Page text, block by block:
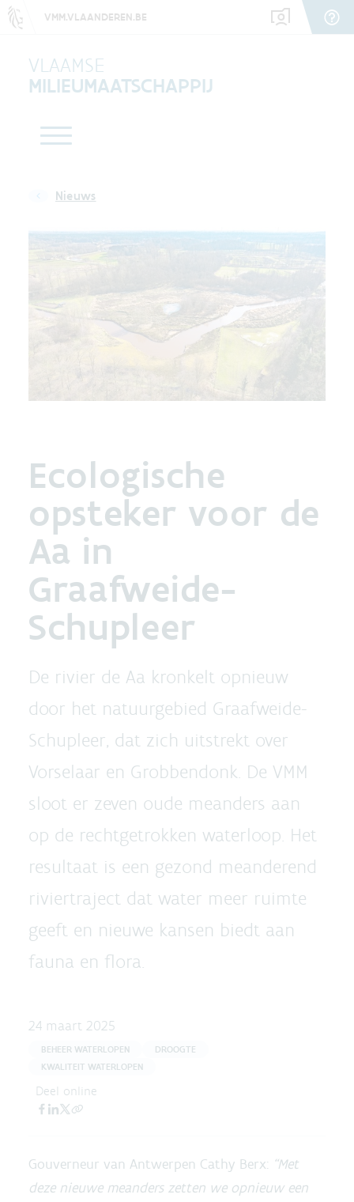
VMM.VLAANDEREN.BE
VLAAMSE
MILIEUMAATSCHAPPIJ
Nieuws
Ecologische
opsteker voor de
Aa in
Graafweide-
Schupleer
De rivier de Aa kronkelt opnieuw
door het natuurgebied Graafweide-
Schupleer, dat zich uitstrekt over
Vorselaar en Grobbendonk. De VMM
sloot er zeven oude meanders aan
op de rechtgetrokken waterloop. Het
resultaat is een gezond meanderend
riviertraject dat water meer ruimte
geeft en nieuwe kansen biedt aan
fauna en flora.
24 maart 2025
BEHEER WATERLOPEN
DROOGTE
KWALITEIT WATERLOPEN
Deel online
Gouverneur van Antwerpen Cathy Berx: “Met
deze nieuwe meanders zetten we opnieuw een